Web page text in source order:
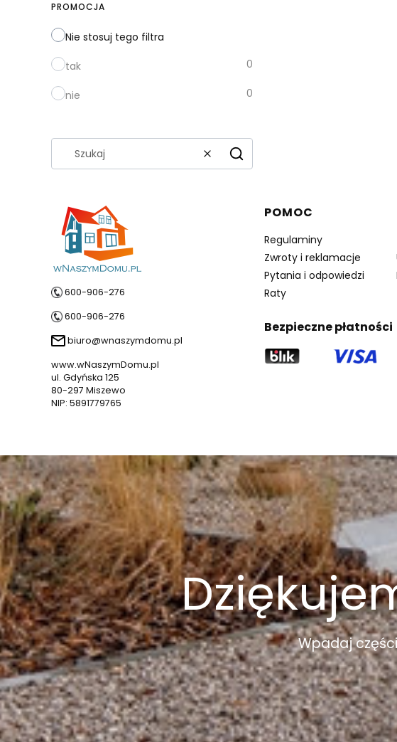
PROMOCJA
Nie stosuj tego filtra
tak 0
nie 0
WyczyśćSzukaj
600-906-276
600-906-276
biuro@wnaszymdomu.pl
www.wNaszymDomu.pl
ul. Gdyńska 125
80-297 Miszewo
NIP: 5891779765
Linki w stopce
POMOC
Regulaminy
Zwroty i reklamacje
Pytania i odpowiedzi
Raty
Bezpieczne płatności
Wpadaj